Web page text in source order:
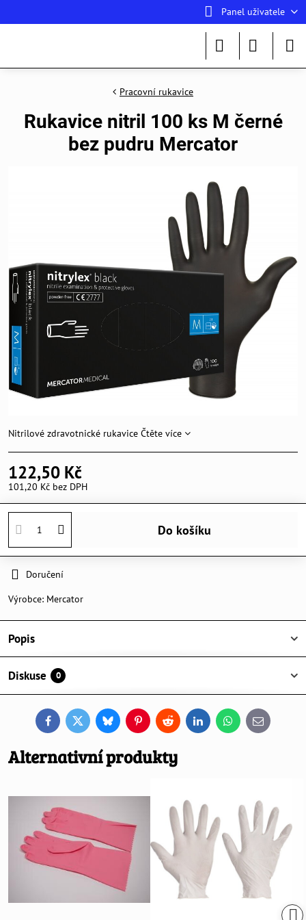
Panel uživatele
Pracovní rukavice
Rukavice nitril 100 ks M černé
bez pudru Mercator
Nitrilové zdravotnické rukavice Čtěte více
122,50 Kč
101,20 Kč bez DPH
Do košíku
Doručení
Výrobce: Mercator
Popis
Diskuse 0
FacebookTwitterBlueskyPinterestReddit LinkedInWhatsApp
E-
mail
Alternativní produkty